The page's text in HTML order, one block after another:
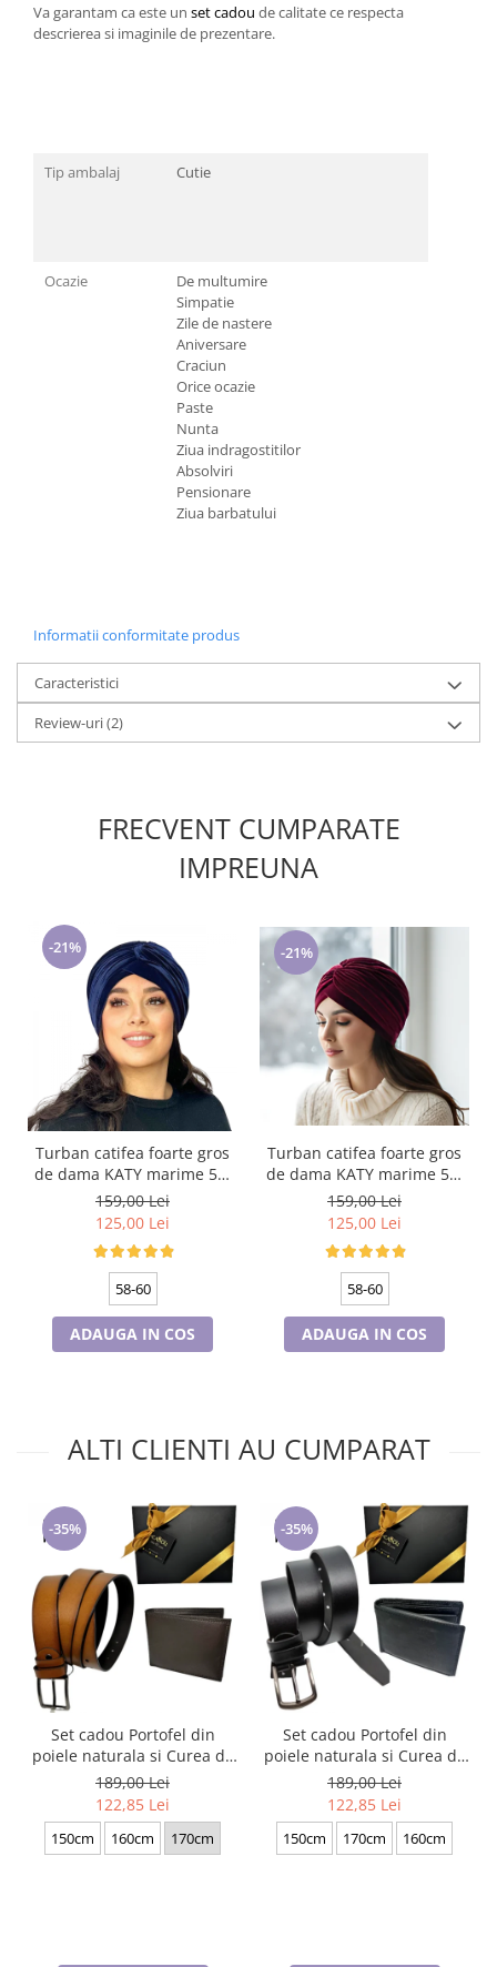
Va garantam ca este un set cadou de calitate ce respecta
descrierea si imaginile de prezentare.
Tip ambalaj Cutie
Ocazie
De multumire
Simpatie
Zile de nastere
Aniversare
Craciun
Orice ocazie
Paste
Nunta
Ziua indragostitilor
Absolviri
Pensionare
Ziua barbatului
Informatii conformitate produs
Caracteristici
Review-uri(2)
FRECVENT CUMPARATE
IMPREUNA
-21%
Turban catifea foarte gros
de dama KATY marime 58-
60, captuseala polar,
culoare bleomarin
159,00 Lei
125,00 Lei
58-60
ADAUGA IN COS
-21%
Turban catifea foarte gros
de dama KATY marime 58-
60, captuseala polar,
culoare wine
159,00 Lei
125,00 Lei
58-60
ADAUGA IN COS
ALTI CLIENTI AU CUMPARAT
-35%
Set cadou Portofel din
poiele naturala si Curea de
barbati neagra, serie mare
battal, A702-4.M_1123
189,00 Lei
122,85 Lei
150cm 160cm 170cm
-35%
Set cadou Portofel din
poiele naturala si Curea de
barbati neagra, serie mare
battal, A702-4.N_1379
189,00 Lei
122,85 Lei
150cm 170cm 160cm